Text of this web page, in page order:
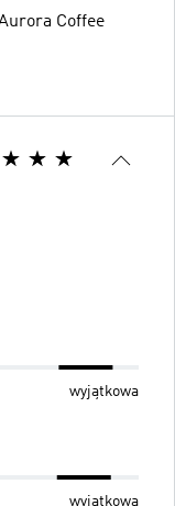
Coffee
wyjątkowa
wyjątkowa